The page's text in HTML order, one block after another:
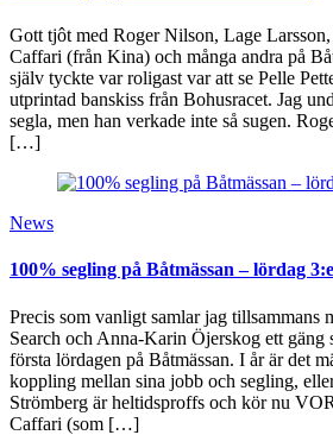
Gott tjôt med Roger Nilson, Lage
Caffari (från Kina) och många andra på
själv tyckte var roligast var att se Pelle
utprintad banskiss från Bohusracet. Jag
segla, men han verkade inte så sugen.
[…]
News
100% segling på Båtmässan – lördag
Precis som vanligt samlar jag tillsammans
Search och Anna-Karin Öjerskog ett gäng
första lördagen på Båtmässan. I år är det
koppling mellan sina jobb och segling,
Strömberg är heltidsproffs och kör nu
Caffari (som […]